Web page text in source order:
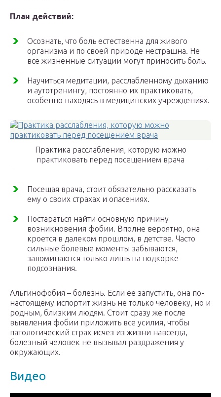
План действий:
Осознать, что боль естественна для живого
организма и по своей природе нестрашна. Не
все жизненные ситуации могут приносить боль.
Научиться медитации, расслабленному дыханию
и аутотренингу, постоянно их практиковать,
особенно находясь в медицинских учреждениях.
Практика расслабления, которую можно
практиковать перед посещением врача
Посещая врача, стоит обязательно рассказать
ему о своих страхах и опасениях.
Постараться найти основную причину
возникновения фобии. Вполне вероятно, она
кроется в далеком прошлом, в детстве. Часто
сильные болевые моменты забываются,
запоминаются только лишь на подкорке
подсознания.
Альгинофобия – болезнь. Если ее запустить, она по-
настоящему испортит жизнь не только человеку, но и
родным, близким людям. Стоит сразу же после
выявления фобии приложить все усилия, чтобы
патологический страх исчез из жизни навсегда,
болезный человек не вызывал раздражения у
окружающих.
Видео